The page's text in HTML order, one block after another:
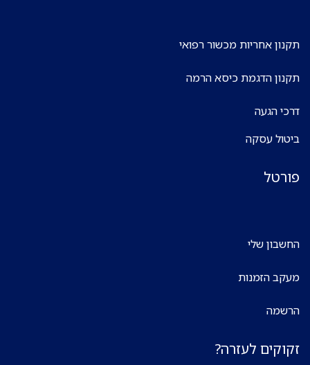
תקנון אחריות מכשור רפואי
תקנון הדגמת כיסא הרמה
דרכי הגעה
ביטול עסקה
פורטל
החשבון שלי
מעקב הזמנות
הרשמה
זקוקים לעזרה?